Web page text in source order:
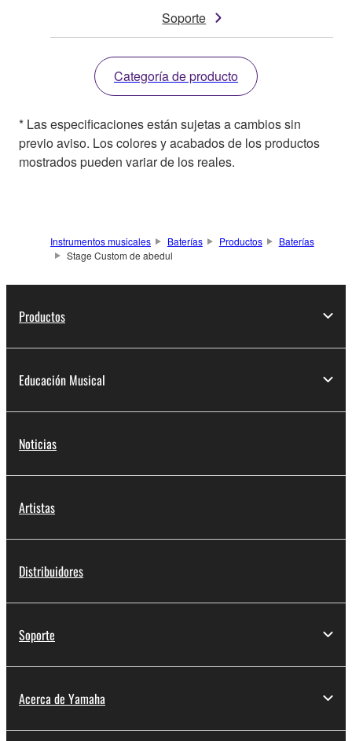
Soporte
Categoría de producto
* Las especificaciones están sujetas a cambios sin
previo aviso. Los colores y acabados de los productos
mostrados pueden variar de los reales.
Instrumentos musicales Baterías Productos
Baterías
Stage Custom de abedul
Productos
Educación Musical
Noticias
Artistas
Distribuidores
Soporte
Acerca de Yamaha